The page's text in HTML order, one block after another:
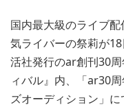
国内最大級のライブ
気ライバーの祭莉が
活社発行のar創刊30
ィバル』内、「ar30
ズオーディション」に